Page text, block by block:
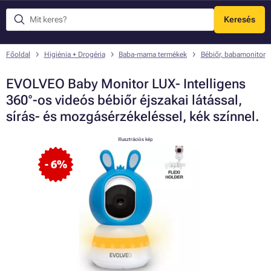
Keresés
Menü
Főoldal Higiénia + Drogéria Baba-mama termékek Bébiőr, babamonitor
EVOLVEO Baby Monitor LUX- Intelligens
360°-os videós bébiőr éjszakai látással,
sírás- és mozgásérzékeléssel, kék színnel.
- 6%
Illusztrációs kép